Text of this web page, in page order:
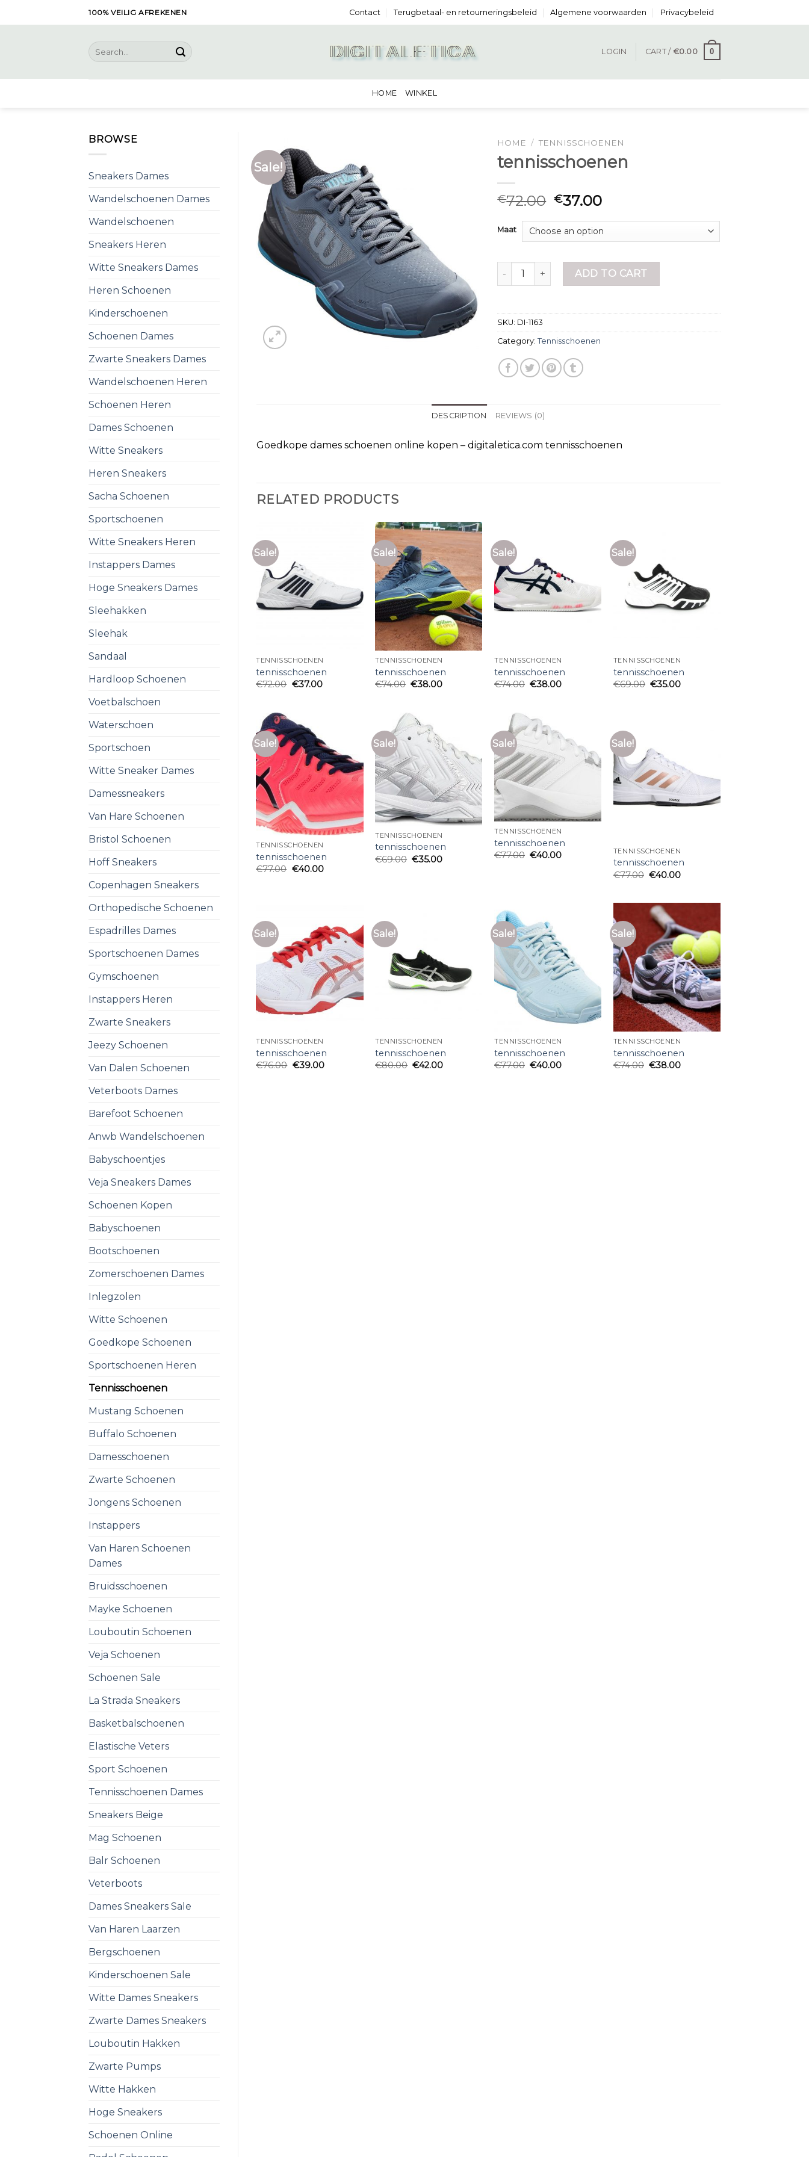
to
100% VEILIG AFREKENEN Contact Terugbetaal- en retourneringsbeleid Algemene voorwaarden Privacybeleid
Search
for:
LOGIN CART / €0.00 0
HOME WINKEL
BROWSE
Sneakers Dames
Wandelschoenen Dames
Wandelschoenen
Sneakers Heren
Witte Sneakers Dames
Heren Schoenen
Kinderschoenen
Schoenen Dames
Zwarte Sneakers Dames
Wandelschoenen Heren
Schoenen Heren
Dames Schoenen
Witte Sneakers
Heren Sneakers
Sacha Schoenen
Sportschoenen
Witte Sneakers Heren
Instappers Dames
Hoge Sneakers Dames
Sleehakken
Sleehak
Sandaal
Hardloop Schoenen
Voetbalschoen
Waterschoen
Sportschoen
Witte Sneaker Dames
Damessneakers
Van Hare Schoenen
Bristol Schoenen
Hoff Sneakers
Copenhagen Sneakers
Orthopedische Schoenen
Espadrilles Dames
Sportschoenen Dames
Gymschoenen
Instappers Heren
Zwarte Sneakers
Jeezy Schoenen
Van Dalen Schoenen
Veterboots Dames
Barefoot Schoenen
Anwb Wandelschoenen
Babyschoentjes
Veja Sneakers Dames
Schoenen Kopen
Babyschoenen
Bootschoenen
Zomerschoenen Dames
Inlegzolen
Witte Schoenen
Goedkope Schoenen
Sportschoenen Heren
Tennisschoenen
Mustang Schoenen
Buffalo Schoenen
Damesschoenen
Zwarte Schoenen
Jongens Schoenen
Instappers
Van Haren Schoenen
Dames
Bruidsschoenen
Mayke Schoenen
Louboutin Schoenen
Veja Schoenen
Schoenen Sale
La Strada Sneakers
Basketbalschoenen
Elastische Veters
Sport Schoenen
Tennisschoenen Dames
Sneakers Beige
Mag Schoenen
Balr Schoenen
Veterboots
Dames Sneakers Sale
Van Haren Laarzen
Bergschoenen
Kinderschoenen Sale
Witte Dames Sneakers
Zwarte Dames Sneakers
Louboutin Hakken
Zwarte Pumps
Witte Hakken
Hoge Sneakers
Schoenen Online
Sale!
HOME / TENNISSCHOENEN
tennisschoenen
€72.00 €37.00
Maat
tennisschoenen quantityADD TO CART
SKU: DI-1163
Category:Tennisschoenen
DESCRIPTION REVIEWS (0)
Goedkope dames schoenen online kopen – digitaletica.com tennisschoenen
RELATED PRODUCTS
Sale!
TENNISSCHOENEN
tennisschoenen
€72.00 €37.00
Sale!
TENNISSCHOENEN
tennisschoenen
€74.00 €38.00
Sale!
TENNISSCHOENEN
tennisschoenen
€74.00 €38.00
Sale!
TENNISSCHOENEN
tennisschoenen
€69.00 €35.00
Sale!
TENNISSCHOENEN
tennisschoenen
€77.00 €40.00
Sale!
TENNISSCHOENEN
tennisschoenen
€69.00 €35.00
Sale!
TENNISSCHOENEN
tennisschoenen
€77.00 €40.00
Sale!
TENNISSCHOENEN
tennisschoenen
€77.00 €40.00
Sale!
TENNISSCHOENEN
tennisschoenen
€76.00 €39.00
Sale!
TENNISSCHOENEN
tennisschoenen
€80.00 €42.00
Sale!
TENNISSCHOENEN
tennisschoenen
€77.00 €40.00
Sale!
TENNISSCHOENEN
tennisschoenen
€74.00 €38.00